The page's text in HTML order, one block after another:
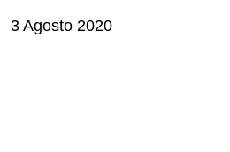
3 Agosto 2020